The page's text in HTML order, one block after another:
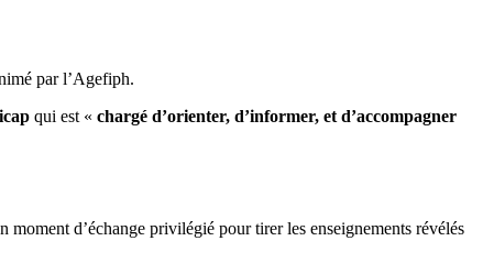
par l’Agefiph.
qui est « chargé d’orienter, d’informer, et d’accompagner
d’échange privilégié pour tirer les enseignements révélés